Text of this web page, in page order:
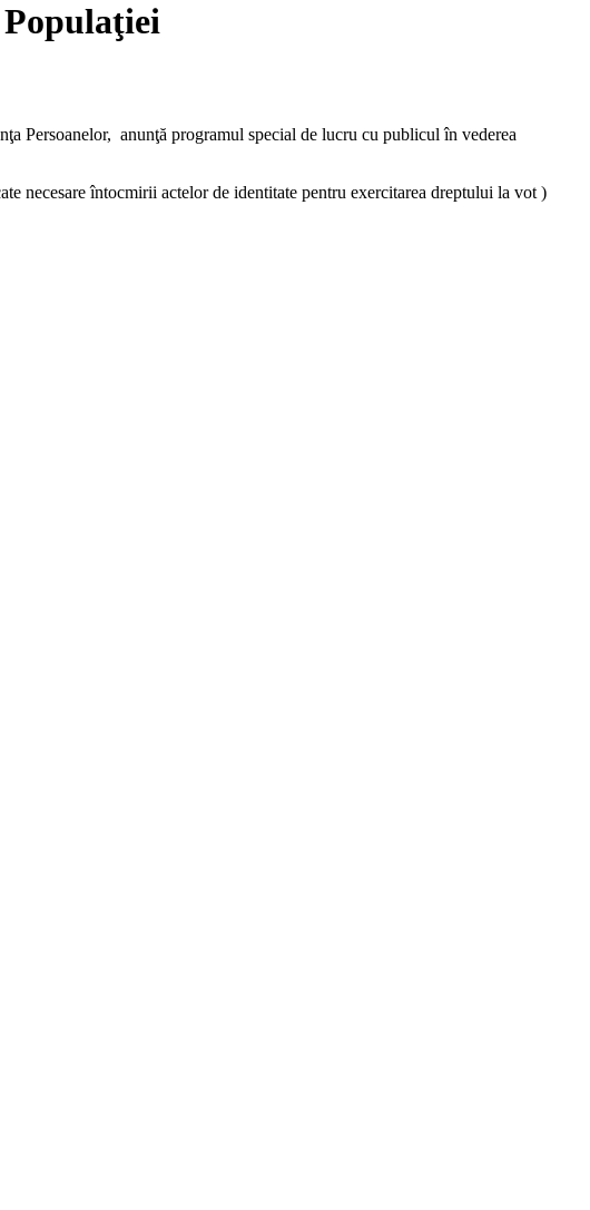
Persoanelor, anunţă programul special de lucru cu publicul în vederea
necesare întocmirii actelor de identitate pentru exercitarea dreptului la vot )